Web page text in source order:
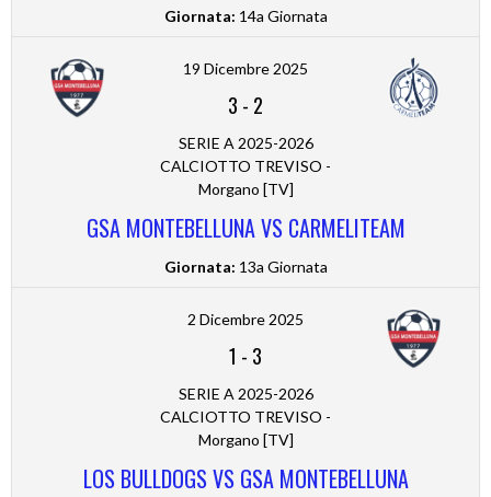
Giornata: 14a Giornata
19 Dicembre 2025
3 - 2
SERIE A 2025-2026
CALCIOTTO TREVISO -
Morgano [TV]
GSA MONTEBELLUNA VS CARMELITEAM
Giornata: 13a Giornata
2 Dicembre 2025
1 - 3
SERIE A 2025-2026
CALCIOTTO TREVISO -
Morgano [TV]
LOS BULLDOGS VS GSA MONTEBELLUNA